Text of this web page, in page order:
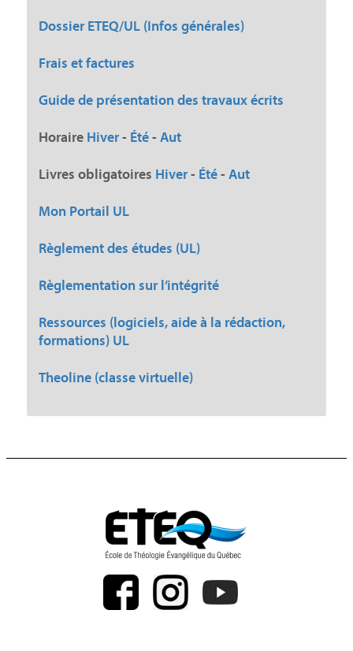
Dossier ETEQ/UL (Infos générales)
Frais et factures
Guide de présentation des travaux écrits
Horaire Hiver- Été- Aut
Livres obligatoires Hiver- Été- Aut
Mon Portail UL
Règlement des études (UL)
Règlementation sur l’intégrité
Ressources (logiciels, aide à la rédaction,
formations) UL
Theoline (classe virtuelle)